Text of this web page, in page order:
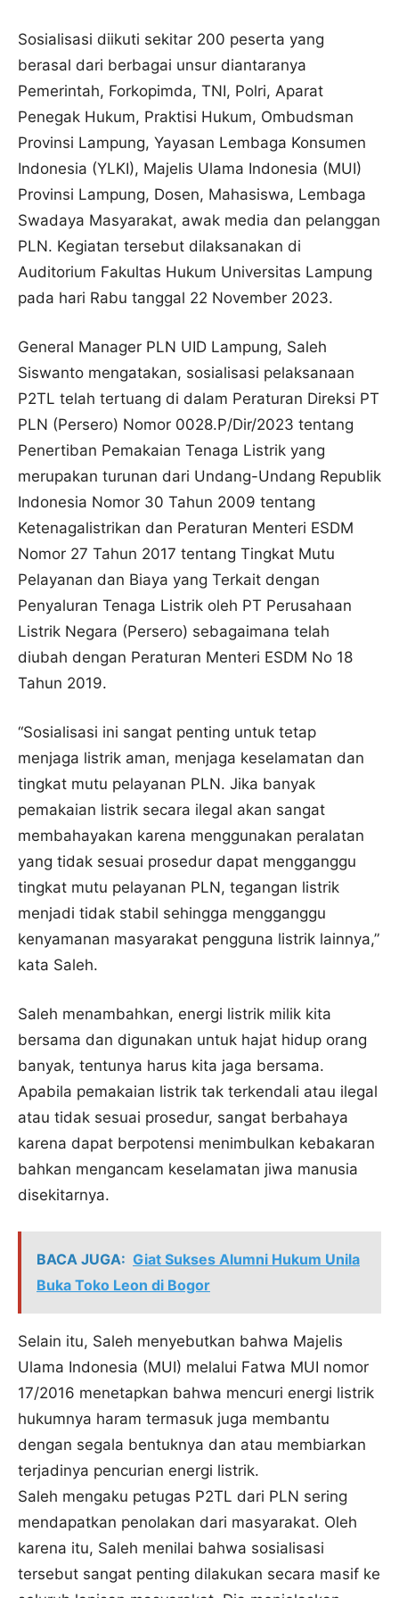
Sosialisasi diikuti sekitar 200 peserta yang
berasal dari berbagai unsur diantaranya
Pemerintah, Forkopimda, TNI, Polri, Aparat
Penegak Hukum, Praktisi Hukum, Ombudsman
Provinsi Lampung, Yayasan Lembaga Konsumen
Indonesia (YLKI), Majelis Ulama Indonesia (MUI)
Provinsi Lampung, Dosen, Mahasiswa, Lembaga
Swadaya Masyarakat, awak media dan pelanggan
PLN. Kegiatan tersebut dilaksanakan di
Auditorium Fakultas Hukum Universitas Lampung
pada hari Rabu tanggal 22 November 2023.
General Manager PLN UID Lampung, Saleh
Siswanto mengatakan, sosialisasi pelaksanaan
P2TL telah tertuang di dalam Peraturan Direksi PT
PLN (Persero) Nomor 0028.P/Dir/2023 tentang
Penertiban Pemakaian Tenaga Listrik yang
merupakan turunan dari Undang-Undang Republik
Indonesia Nomor 30 Tahun 2009 tentang
Ketenagalistrikan dan Peraturan Menteri ESDM
Nomor 27 Tahun 2017 tentang Tingkat Mutu
Pelayanan dan Biaya yang Terkait dengan
Penyaluran Tenaga Listrik oleh PT Perusahaan
Listrik Negara (Persero) sebagaimana telah
diubah dengan Peraturan Menteri ESDM No 18
Tahun 2019.
“Sosialisasi ini sangat penting untuk tetap
menjaga listrik aman, menjaga keselamatan dan
tingkat mutu pelayanan PLN. Jika banyak
pemakaian listrik secara ilegal akan sangat
membahayakan karena menggunakan peralatan
yang tidak sesuai prosedur dapat mengganggu
tingkat mutu pelayanan PLN, tegangan listrik
menjadi tidak stabil sehingga mengganggu
kenyamanan masyarakat pengguna listrik lainnya,”
kata Saleh.
Saleh menambahkan, energi listrik milik kita
bersama dan digunakan untuk hajat hidup orang
banyak, tentunya harus kita jaga bersama.
Apabila pemakaian listrik tak terkendali atau ilegal
atau tidak sesuai prosedur, sangat berbahaya
karena dapat berpotensi menimbulkan kebakaran
bahkan mengancam keselamatan jiwa manusia
disekitarnya.
BACA JUGA: Giat Sukses Alumni Hukum Unila
Buka Toko Leon di Bogor
Selain itu, Saleh menyebutkan bahwa Majelis
Ulama Indonesia (MUI) melalui Fatwa MUI nomor
17/2016 menetapkan bahwa mencuri energi listrik
hukumnya haram termasuk juga membantu
dengan segala bentuknya dan atau membiarkan
terjadinya pencurian energi listrik.
Saleh mengaku petugas P2TL dari PLN sering
mendapatkan penolakan dari masyarakat. Oleh
karena itu, Saleh menilai bahwa sosialisasi
tersebut sangat penting dilakukan secara masif ke